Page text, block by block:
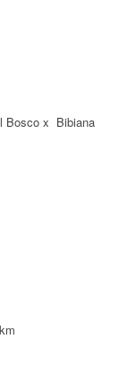
Bosco x Bibiana